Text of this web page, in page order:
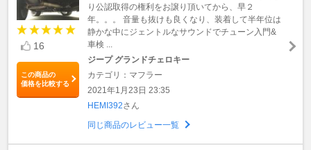
16
この商品の
価格を比較する
り公認取得の権利をお譲り頂いてから、早２
年。。。 音量も抜けも良くなり、装着して半年位は
静かな中にジェントルなサウンドでチューン入門&
車検 ...
ジープ グランドチェロキー
カテゴリ：マフラー
2021年1月23日 23:35
HEMI392さん
同じ商品のレビュー一覧